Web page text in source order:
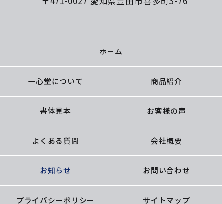
ホーム
一心堂について 商品紹介
書体見本 お客様の声
よくある質問 会社概要
お知らせ お問い合わせ
プライバシーポリシー サイトマップ